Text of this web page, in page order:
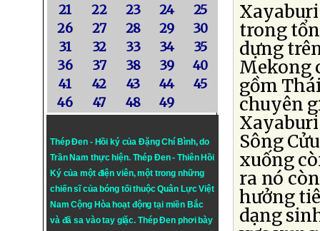
21
22 23 24
25
26
27 28 29
30
31
32 33 34
35
36
37 38 39
40
41
42 43 44
45
46
47 48 49
Thép Đen - Hồi ký của Đặng Chí Bình, do
Trần Nam thực hiện. Thép Đen- Thiên Hồi
Ký của một điện viên, một trong những
chiến sĩ của bóng tối thuộc Quân Lực Việt
Nam Cộng Hòa hoạt động tại miền Bắc
và đã sa vào tay giặc. Thép Đen phơi bày
trong
dựng
Mekong
gồm
chuyên
Sông
xuống
ra nó
hưởng
dạng